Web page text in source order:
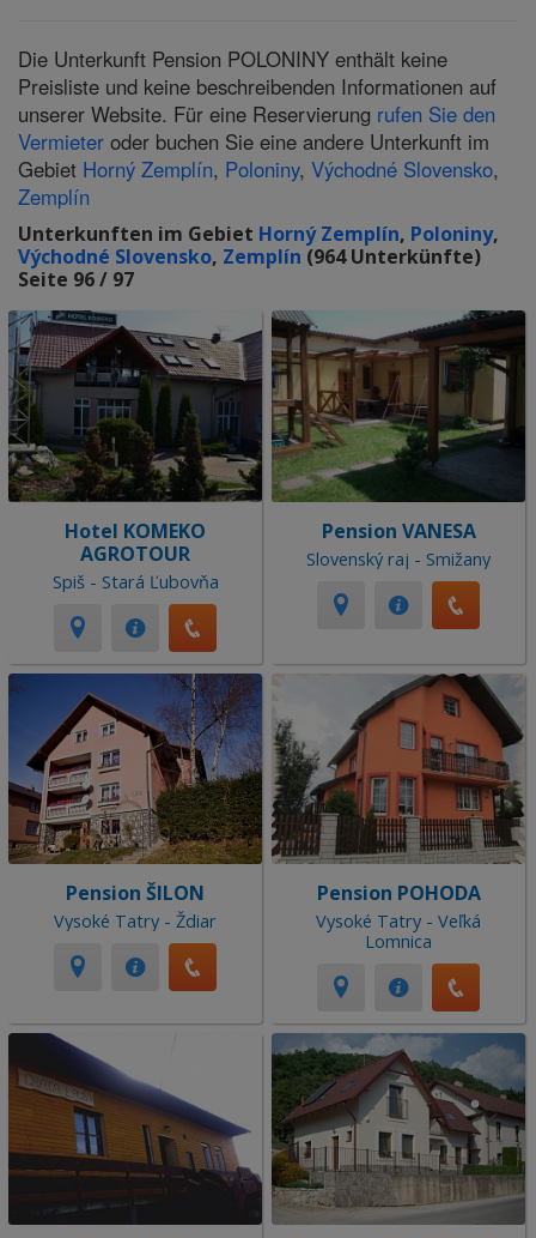
Die Unterkunft Pension POLONINY enthält keine
Preisliste und keine beschreibenden Informationen auf
unserer Website. Für eine Reservierung rufen Sie den
Vermieter oder buchen Sie eine andere Unterkunft im
Gebiet Horný Zemplín, Poloniny, Východné Slovensko,
Zemplín
Unterkunften im Gebiet Horný Zemplín, Poloniny,
Východné Slovensko, Zemplín (964 Unterkünfte)
Seite 96 / 97
Hotel KOMEKO
AGROTOUR
Spiš - Stará Ľubovňa
Pension VANESA
Slovenský raj - Smižany
Pension ŠILON
Vysoké Tatry - Ždiar
Pension POHODA
Vysoké Tatry - Veľká
Lomnica